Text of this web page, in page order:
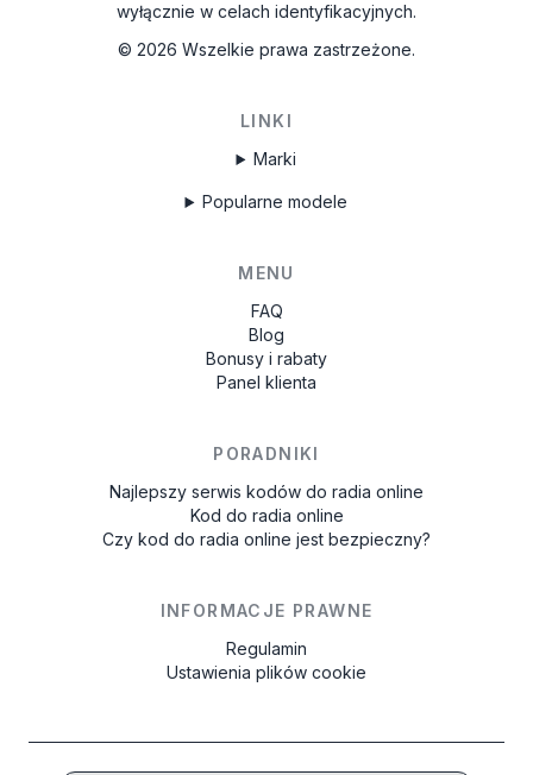
wyłącznie w celach identyfikacyjnych.
© 2026 Wszelkie prawa zastrzeżone.
LINKI
Marki
Popularne modele
MENU
FAQ
Blog
Bonusy i rabaty
Panel klienta
PORADNIKI
Najlepszy serwis kodów do radia online
Kod do radia online
Czy kod do radia online jest bezpieczny?
INFORMACJE PRAWNE
Regulamin
Ustawienia plików cookie